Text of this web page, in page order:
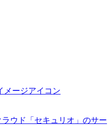
ウド「セキュリオ」のサー